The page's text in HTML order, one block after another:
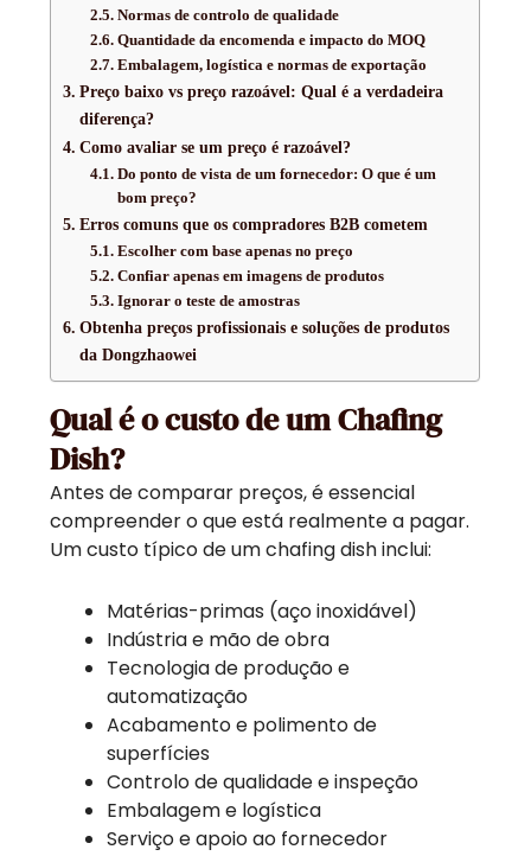
Normas de controlo de qualidade
Quantidade da encomenda e impacto do MOQ
Embalagem, logística e normas de exportação
Preço baixo vs preço razoável: Qual é a verdadeira
diferença?
Como avaliar se um preço é razoável?
Do ponto de vista de um fornecedor: O que é um
bom preço?
Erros comuns que os compradores B2B cometem
Escolher com base apenas no preço
Confiar apenas em imagens de produtos
Ignorar o teste de amostras
Obtenha preços profissionais e soluções de produtos
da Dongzhaowei
Qual é o custo de um Chafing
Dish?
Antes de comparar preços, é essencial
compreender o que está realmente a pagar.
Um custo típico de um chafing dish inclui:
Matérias-primas (aço inoxidável)
Indústria e mão de obra
Tecnologia de produção e
automatização
Acabamento e polimento de
superfícies
Controlo de qualidade e inspeção
Embalagem e logística
Serviço e apoio ao fornecedor